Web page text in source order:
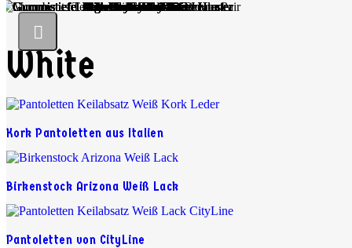
White
Kork Pantoletten aus Italien
Birkenstock Arizona Weiß Lack
Pantoletten von CityLine